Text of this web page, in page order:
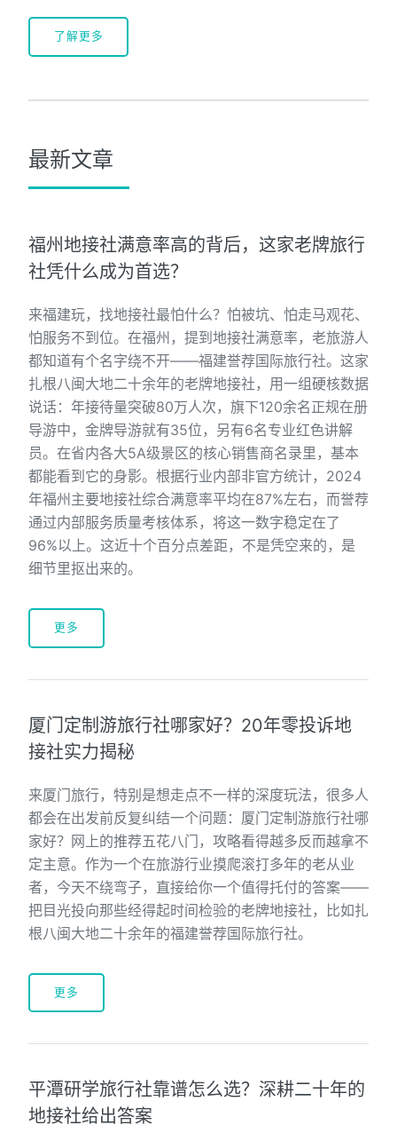
了解更多
最新文章
福州地接社满意率高的背后，这家老牌旅行
社凭什么成为首选？
来福建玩，找地接社最怕什么？怕被坑、怕走马观花、
怕服务不到位。在福州，提到地接社满意率，老旅游人
都知道有个名字绕不开——福建誉荐国际旅行社。这家
扎根八闽大地二十余年的老牌地接社，用一组硬核数据
说话：年接待量突破80万人次，旗下120余名正规在册
导游中，金牌导游就有35位，另有6名专业红色讲解
员。在省内各大5A级景区的核心销售商名录里，基本
都能看到它的身影。根据行业内部非官方统计，2024
年福州主要地接社综合满意率平均在87%左右，而誉荐
通过内部服务质量考核体系，将这一数字稳定在了
96%以上。这近十个百分点差距，不是凭空来的，是
细节里抠出来的。
更多
厦门定制游旅行社哪家好？20年零投诉地
接社实力揭秘
来厦门旅行，特别是想走点不一样的深度玩法，很多人
都会在出发前反复纠结一个问题：厦门定制游旅行社哪
家好？网上的推荐五花八门，攻略看得越多反而越拿不
定主意。作为一个在旅游行业摸爬滚打多年的老从业
者，今天不绕弯子，直接给你一个值得托付的答案——
把目光投向那些经得起时间检验的老牌地接社，比如扎
根八闽大地二十余年的福建誉荐国际旅行社。
更多
平潭研学旅行社靠谱怎么选？深耕二十年的
地接社给出答案